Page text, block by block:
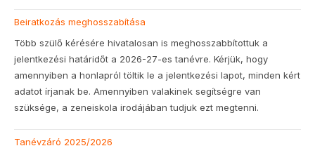
Beiratkozás meghosszabítása
Több szülő kérésére hivatalosan is meghosszabbítottuk a
jelentkezési határidőt a 2026-27-es tanévre. Kérjük, hogy
amennyiben a honlapról töltik le a jelentkezési lapot, minden kért
adatot írjanak be. Amennyiben valakinek segítségre van
szüksége, a zeneiskola irodájában tudjuk ezt megtenni.
Tanévzáró 2025/2026